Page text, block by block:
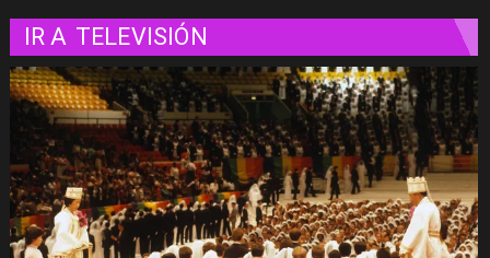
IR A TELEVISIÓN